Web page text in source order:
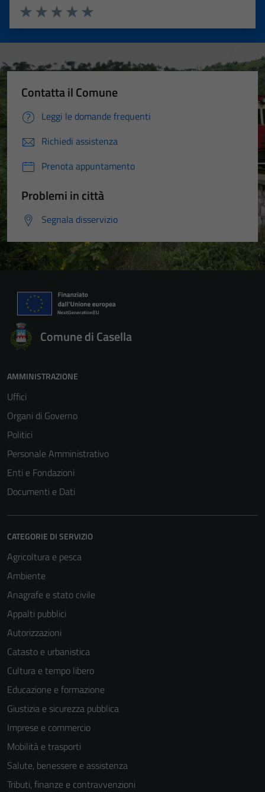
Valuta 5 stelle su 5
Valuta 4 stelle su 5
Valuta 3 stelle su 5
Valuta 2 stelle su 5
Valuta 1 stelle su 5
Contatta il Comune
Leggi le domande frequenti
Richiedi assistenza
Prenota appuntamento
Problemi in città
Segnala disservizio
Comune di Casella
AMMINISTRAZIONE
Uffici
Organi di Governo
Politici
Personale Amministrativo
Enti e Fondazioni
Documenti e Dati
CATEGORIE DI SERVIZIO
Agricoltura e pesca
Ambiente
Anagrafe e stato civile
Appalti pubblici
Autorizzazioni
Catasto e urbanistica
Cultura e tempo libero
Educazione e formazione
Giustizia e sicurezza pubblica
Imprese e commercio
Mobilità e trasporti
Salute, benessere e assistenza
Tributi, finanze e contravvenzioni